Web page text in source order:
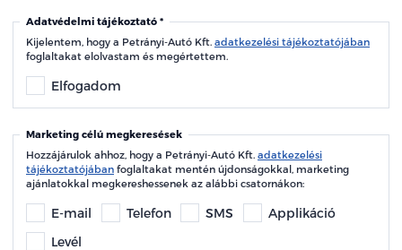
Adatvédelmi tájékoztató
Kijelentem, hogy a Petrányi-Autó Kft. adatkezelési tájékoztatójában
foglaltakat elolvastam és megértettem.
Elfogadom
Marketing célú megkeresések
Hozzájárulok ahhoz, hogy a Petrányi-Autó Kft. adatkezelési
tájékoztatójában foglaltakat mentén újdonságokkal, marketing
ajánlatokkal megkereshessenek az alábbi csatornákon:
E-mail Telefon SMS
Applikáció
Levél